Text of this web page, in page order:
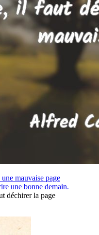
mauvaise page
une bonne demain.
déchirer la page